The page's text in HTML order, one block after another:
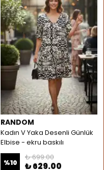
RANDOM
Kadın V Yaka Desenli Günlük
Elbise - ekru baskılı
%10
₺ 699.00
₺ 629.00